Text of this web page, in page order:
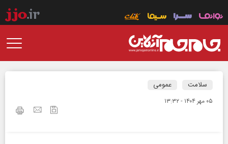
سلامت عمومی
۰۵ مهر ۱۴۰۴ - ۱۳:۳۲